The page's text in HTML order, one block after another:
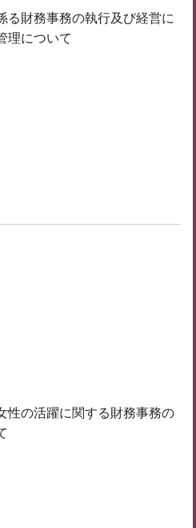
る財務事務の執行及び経営に
理について
性の活躍に関する財務事務の